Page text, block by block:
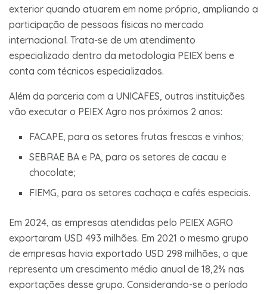
exterior quando atuarem em nome próprio, ampliando a
participação de pessoas físicas no mercado
internacional. Trata-se de um atendimento
especializado dentro da metodologia PEIEX bens e
conta com técnicos especializados.
Além da parceria com a UNICAFES, outras instituições
vão executar o PEIEX Agro nos próximos 2 anos:
FACAPE, para os setores frutas frescas e vinhos;
SEBRAE BA e PA, para os setores de cacau e
chocolate;
FIEMG, para os setores cachaça e cafés especiais.
Em 2024, as empresas atendidas pelo PEIEX AGRO
exportaram USD 493 milhões. Em 2021 o mesmo grupo
de empresas havia exportado USD 298 milhões, o que
representa um crescimento médio anual de 18,2% nas
exportações desse grupo. Considerando-se o período